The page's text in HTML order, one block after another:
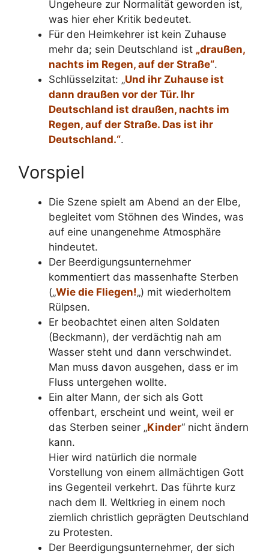
Ungeheure zur Normalität geworden ist,
was hier eher Kritik bedeutet.
Für den Heimkehrer ist kein Zuhause
mehr da; sein Deutschland ist „draußen,
nachts im Regen, auf der Straße“.
Schlüsselzitat: „Und ihr Zuhause ist
dann draußen vor der Tür. Ihr
Deutschland ist draußen, nachts im
Regen, auf der Straße. Das ist ihr
Deutschland.“.
Vorspiel
Die Szene spielt am Abend an der Elbe,
begleitet vom Stöhnen des Windes, was
auf eine unangenehme Atmosphäre
hindeutet.
Der Beerdigungsunternehmer
kommentiert das massenhafte Sterben
(„Wie die Fliegen!„) mit wiederholtem
Rülpsen.
Er beobachtet einen alten Soldaten
(Beckmann), der verdächtig nah am
Wasser steht und dann verschwindet.
Man muss davon ausgehen, dass er im
Fluss untergehen wollte.
Ein alter Mann, der sich als Gott
offenbart, erscheint und weint, weil er
das Sterben seiner „Kinder“ nicht ändern
kann.
Hier wird natürlich die normale
Vorstellung von einem allmächtigen Gott
ins Gegenteil verkehrt. Das führte kurz
nach dem II. Weltkrieg in einem noch
ziemlich christlich geprägten Deutschland
zu Protesten.
Der Beerdigungsunternehmer, der sich